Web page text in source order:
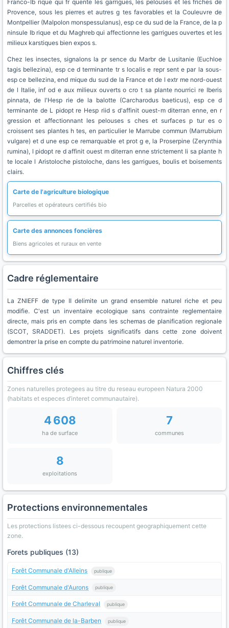
Franco-Ib rique qui fr quente les garrigues, les pelouses et les friches de
Provence, sous les pierres et autres g tes favorables et la Couleuvre de
Montpellier (Malpolon monspessulanus), esp ce du sud de la France, de la p
ninsule Ib rique et du Maghreb qui affectionne les garrigues ouvertes et les
milieux karstiques bien expos s.
Chez les insectes, signalons la pr sence du Marbr de Lusitanie (Euchloe
tagis bellezina), esp ce d terminante tr s localis e repr sent e par la sous-
esp ce bellezina, end mique du sud de la France et de l extr me nord-ouest
de l Italie, inf od e aux milieux ouverts o cro t sa plante nourrici re Iberis
pinnata, de l'Hesp rie de la balotte (Carcharodus baeticus), esp ce d
terminante de L pidopt re Hesp riid s d'affinit ouest-m diterran enne, en r
gression et affectionnant les pelouses s ches et surfaces p tur es o
croissent ses plantes h tes, en particulier le Marrube commun (Marrubium
vulgare) et d une esp ce remarquable et prot g e, la Proserpine (Zerynthia
rumina), l pidopt re d affinit ouest m diterran enne strictement li sa plante h
te locale l Aristoloche pistoloche, dans les garrigues, boulis et boisements
clairs.
Carte de l'agriculture biologique
Parcelles et opérateurs certifiés bio
Carte des annonces foncières
Biens agricoles et ruraux en vente
Cadre réglementaire
La ZNIEFF de type II delimite un grand ensemble naturel riche et peu
modifie. C'est un inventaire ecologique sans contrainte reglementaire
directe, mais pris en compte dans les schemas de planification regionale
(SCOT, SRADDET). Les projets significatifs dans cette zone doivent
demontrer la prise en compte du patrimoine naturel inventorie.
Chiffres clés
Zones naturelles protegees au titre du reseau europeen Natura 2000
(habitats et especes d’interet communautaire).
4 608
ha de surface
7
communes
8
exploitations
Protections environnementales
Les protections listees ci-dessous recoupent geographiquement cette
zone.
Forets publiques (13)
Forêt Communale d'Alleins publique
Forêt Communale d'Aurons publique
Forêt Communale de Charleval publique
Forêt Communale de la-Barben publique